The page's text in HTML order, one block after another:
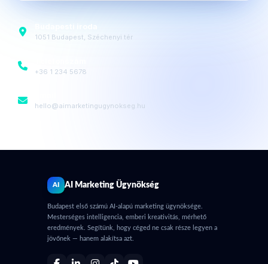
1051 Budapest, Széchenyi tér
+36 1 234 5678
hello@aimarketingugynokseg.hu
AI AI Marketing Ügynökség
Budapest első számú AI-alapú marketing ügynöksége.
Mesterséges intelligencia, emberi kreativitás, mérhető
eredmények. Segítünk, hogy céged ne csak része legyen a
jövőnek — hanem alakítsa azt.